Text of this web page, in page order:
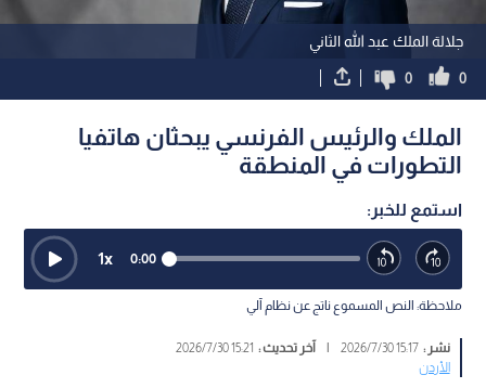
جلالة الملك عبد الله الثاني
0
0
الملك والرئيس الفرنسي يبحثان هاتفيا
التطورات في المنطقة
استمع للخبر:
0:00
1x
ملاحظة: النص المسموع ناتج عن نظام آلي
نشر :15:17 2026/7/30
| آخر تحديث : 15:21 2026/7/30
الأردن